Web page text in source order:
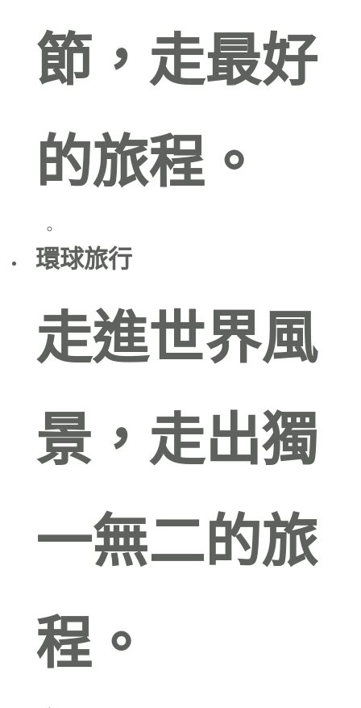
節，走最好
的旅程。
環球旅行
走進世界風
景，走出獨
一無二的旅
程。